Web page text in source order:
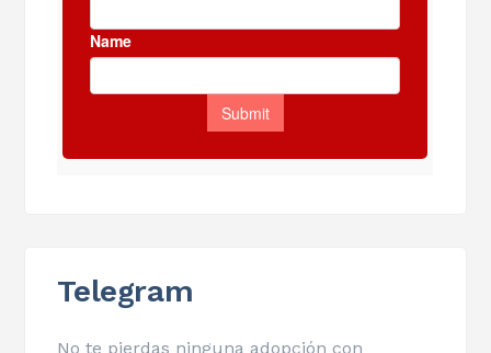
Telegram
No te pierdas ninguna adopción con